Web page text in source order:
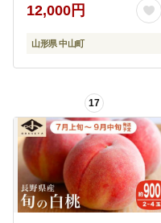
産 もも モモ フルーツ 果
12,000円
山形県 中山町
17